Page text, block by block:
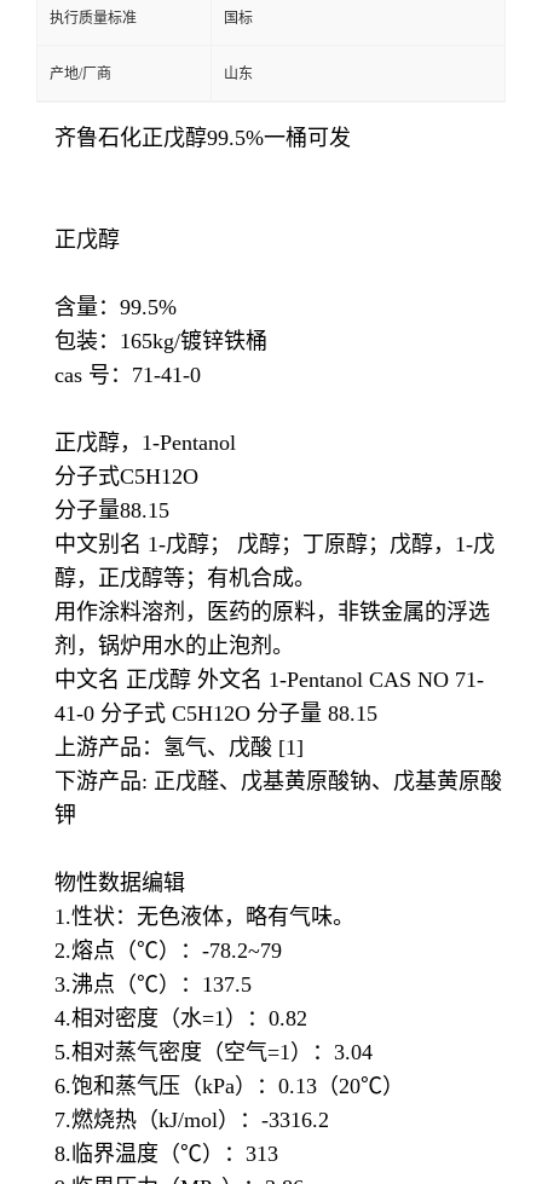
执行质量标准 国标
产地/厂商 山东
齐鲁石化正戊醇99.5%一桶可发
正戊醇
含量：99.5%
包装：165kg/镀锌铁桶
cas 号：71-41-0
正戊醇，1-Pentanol
分子式C5H12O
分子量88.15
中文别名 1-戊醇； 戊醇；丁原醇；戊醇，1-戊
醇，正戊醇等；有机合成。
用作涂料溶剂，医药的原料，非铁金属的浮选
剂，锅炉用水的止泡剂。
中文名 正戊醇 外文名 1-Pentanol CAS NO 71-
41-0 分子式 C5H12O 分子量 88.15
上游产品：氢气、戊酸 [1]
下游产品: 正戊醛、戊基黄原酸钠、戊基黄原酸
钾
物性数据编辑
1.性状：无色液体，略有气味。
2.熔点（℃）：-78.2~79
3.沸点（℃）：137.5
4.相对密度（水=1）：0.82
5.相对蒸气密度（空气=1）：3.04
6.饱和蒸气压（kPa）：0.13（20℃）
7.燃烧热（kJ/mol）：-3316.2
8.临界温度（℃）：313